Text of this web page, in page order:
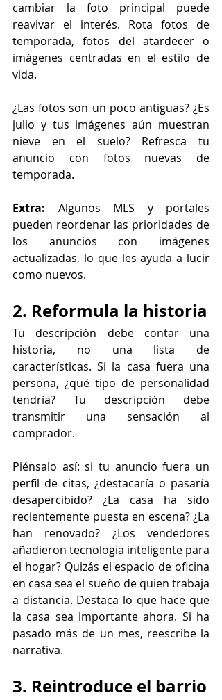
cambiar la foto principal puede
reavivar el interés. Rota fotos de
temporada, fotos del atardecer o
imágenes centradas en el estilo de
vida.
¿Las fotos son un poco antiguas? ¿Es
julio y tus imágenes aún muestran
nieve en el suelo? Refresca tu
anuncio con fotos nuevas de
temporada.
Extra: Algunos MLS y portales
pueden reordenar las prioridades de
los anuncios con imágenes
actualizadas, lo que les ayuda a lucir
como nuevos.
2. Reformula la historia
Tu descripción debe contar una
historia, no una lista de
características. Si la casa fuera una
persona, ¿qué tipo de personalidad
tendría? Tu descripción debe
transmitir una sensación al
comprador.
Piénsalo así: si tu anuncio fuera un
perfil de citas, ¿destacaría o pasaría
desapercibido? ¿La casa ha sido
recientemente puesta en escena? ¿La
han renovado? ¿Los vendedores
añadieron tecnología inteligente para
el hogar? Quizás el espacio de oficina
en casa sea el sueño de quien trabaja
a distancia. Destaca lo que hace que
la casa sea importante ahora. Si ha
pasado más de un mes, reescribe la
narrativa.
3. Reintroduce el barrio